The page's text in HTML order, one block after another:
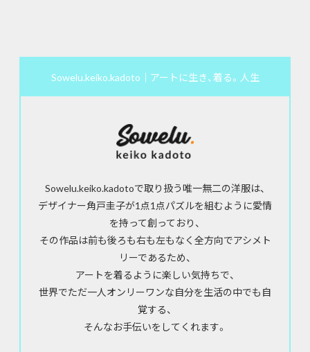
Sowelu.keiko.kadoto｜アートに生き、着る。人生
Sowelu.keiko.kadotoで取り扱う唯一無二の洋服は、
デザイナー角戸圭子が1点1点パズルを組むように愛情
を持って創っており、
その作品は前も後ろも右も左もなく全方向でアシメト
リーであるため、
アートを着るように楽しい気持ちで、
世界でただ一人オンリーワンな自分を生活の中でも自
覚する、
そんなお手伝いをしてくれます。